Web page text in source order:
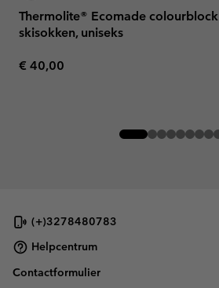
Thermolite® Ecomade colourblock
skisokken, uniseks
Regular price:
€ 40,00
(+)3278480783
Helpcentrum
Contactformulier